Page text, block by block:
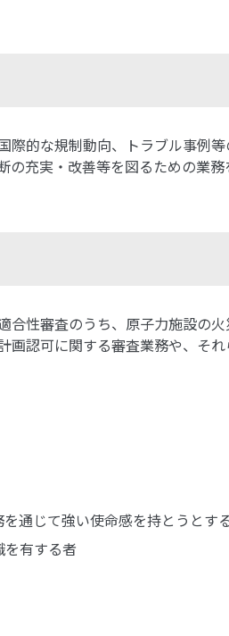
的な規制動向、トラブル事例
充実・改善等を図るための業務
性審査のうち、原子力施設の
認可に関する審査業務や、そ
通じて強い使命感を持とうとす
を有する者